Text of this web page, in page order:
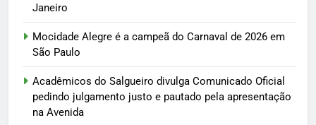
Janeiro
Mocidade Alegre é a campeã do Carnaval de 2026 em
São Paulo
Acadêmicos do Salgueiro divulga Comunicado Oficial
pedindo julgamento justo e pautado pela apresentação
na Avenida